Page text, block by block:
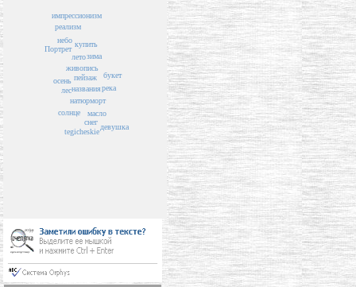
пейзаж
названия
живопись
лето
натюрморт
купить
солнце
лес
зима
осень
букет
масло
река
снег
tegicheskie
реализм
небо
импрессионизм
Портрет
девушка